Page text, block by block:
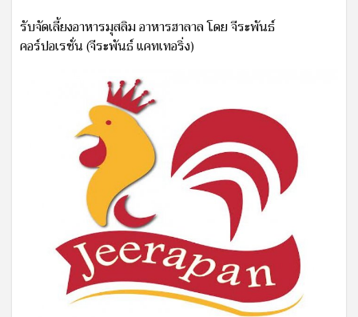
รับจัดเลี้ยงอาหารมุสลิม อาหารฮาลาล โดย จีระพันธ์
คอร์ปอเรชั่น (จีระพันธ์ แคทเทอริ่ง)